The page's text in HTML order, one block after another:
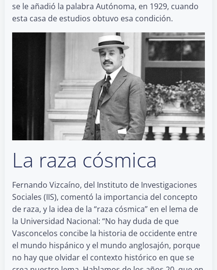
se le añadió la palabra Autónoma, en 1929, cuando
esta casa de estudios obtuvo esa condición.
La raza cósmica
Fernando Vizcaíno, del Instituto de Investigaciones
Sociales (IIS), comentó la importancia del concepto
de raza, y la idea de la “raza cósmica” en el lema de
la Universidad Nacional: “No hay duda de que
Vasconcelos concibe la historia de occidente entre
el mundo hispánico y el mundo anglosajón, porque
no hay que olvidar el contexto histórico en que se